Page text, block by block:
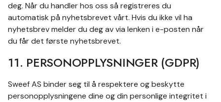
deg. Når du handler hos oss så registreres du
automatisk på nyhetsbrevet vårt. Hvis du ikke vil ha
nyhetsbrev melder du deg av via lenken i e-posten når
du får det første nyhetsbrevet.
11. PERSONOPPLYSNINGER (GDPR)
Sweef AS binder seg til å respektere og beskytte
personopplysningene dine og din personlige integritet i